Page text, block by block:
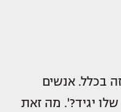
בכלל. אנשים
יגיד?'. מה זאת